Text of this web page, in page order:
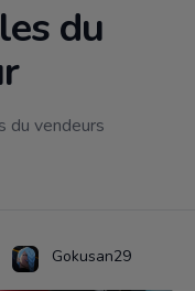
du
du vendeurs
Gokusan29